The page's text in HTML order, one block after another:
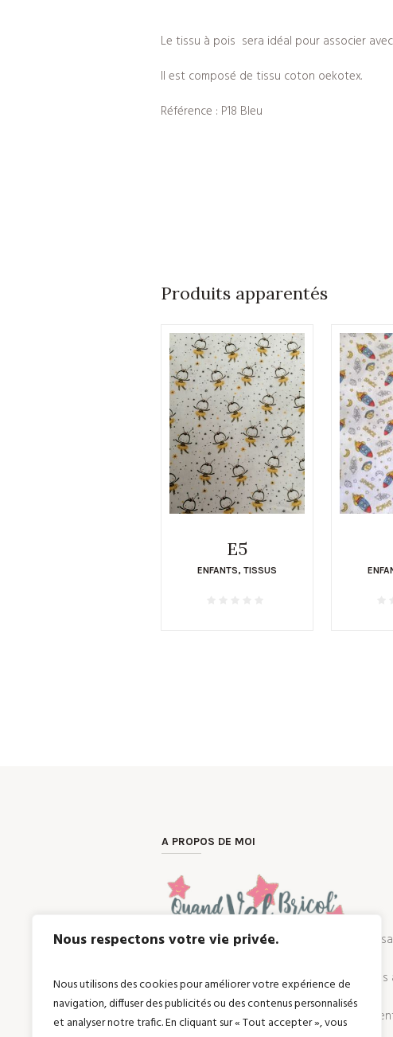
Nous respectons votre vie privée.
Nous utilisons des cookies pour améliorer votre expérience de
navigation, diffuser des publicités ou des contenus personnalisés
et analyser notre trafic. En cliquant sur « Tout accepter », vous
Le tissu à pois sera idéal pour associer
Il est composé de tissu coton oekotex.
Référence : P18 Bleu
Produits apparentés
E5
ENFANTS,TISSUS
A PROPOS DE MOI
Une envie, un cadeau unique et
Vous êtes à la recherche d’articles en
?
Quand Val Bricol’ peut répondre à vos